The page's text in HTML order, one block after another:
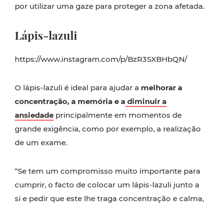
por utilizar uma gaze para proteger a zona afetada.
Lápis-lazuli
https://www.instagram.com/p/BzR3SXBHbQN/
O lápis-lazuli é ideal para ajudar a melhorar a
concentração, a memória e a diminuir a
ansiedade principalmente em momentos de
grande exigência, como por exemplo, a realização
de um exame.
“Se tem um compromisso muito importante para
cumprir, o facto de colocar um lápis-lazuli junto a
si e pedir que este lhe traga concentração e calma,